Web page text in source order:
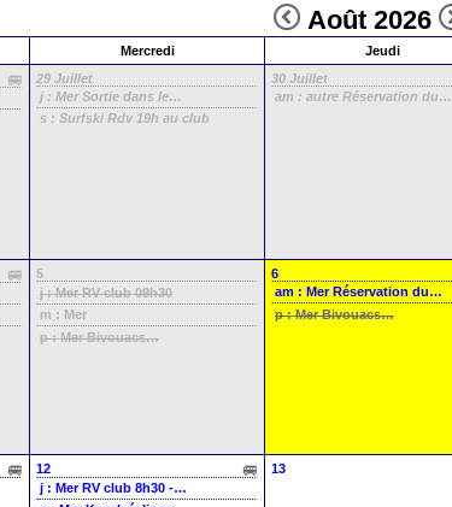
Août 2026
Mercredi Jeudi
29 Juillet
j : MerSortie dans le…
s : Surfski Rdv 19h au club
30 Juillet
am : autre Réservation du…
5
j : MerRV club 09h30
m : Mer
p : MerBivouacs…
6
am : MerRéservation du…
p : MerBivouacs…
12
j : MerRV club 8h30 -…
13